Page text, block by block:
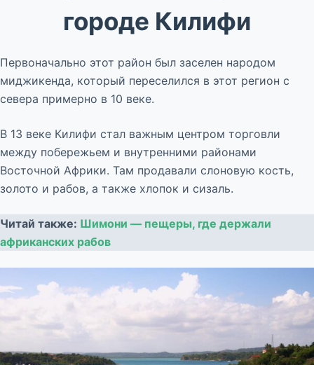
городе Килифи
Первоначально этот район был заселен народом
миджикенда, который переселился в этот регион с
севера примерно в 10 веке.
В 13 веке Килифи стал важным центром торговли
между побережьем и внутренними районами
Восточной Африки. Там продавали слоновую кость,
золото и рабов, а также хлопок и сизаль.
Читай также: Шимони — пещеры, где держали
африканских рабов